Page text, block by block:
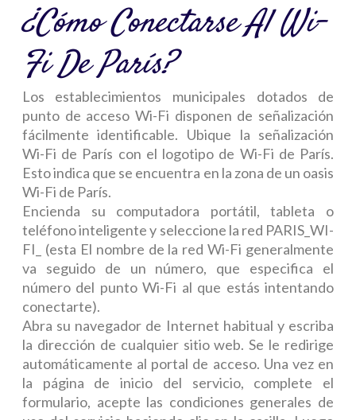
¿Cómo Conectarse Al Wi-
Fi De París?
Los establecimientos municipales dotados de
punto de acceso Wi-Fi disponen de señalización
fácilmente identificable. Ubique la señalización
Wi-Fi de París con el logotipo de Wi-Fi de París.
Esto indica que se encuentra en la zona de un oasis
Wi-Fi de París.
Encienda su computadora portátil, tableta o
teléfono inteligente y seleccione la red PARIS_WI-
FI_ (esta El nombre de la red Wi-Fi generalmente
va seguido de un número, que especifica el
número del punto Wi-Fi al que estás intentando
conectarte).
Abra su navegador de Internet habitual y escriba
la dirección de cualquier sitio web. Se le redirige
automáticamente al portal de acceso. Una vez en
la página de inicio del servicio, complete el
formulario, acepte las condiciones generales de